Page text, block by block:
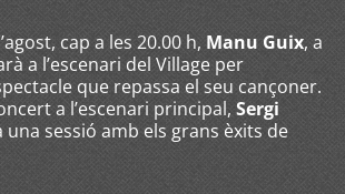
cap a les 20.00 h, Manu Guix, a
a l’escenari del Village per
que repassa el seu cançoner.
a l’escenari principal, Sergi
una sessió amb els grans èxits de